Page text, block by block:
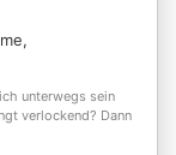
unterwegs sein
verlockend? Dann